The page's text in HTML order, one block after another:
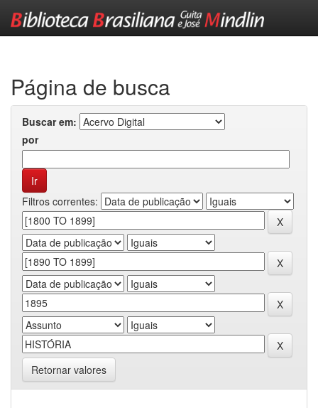
Página de busca
Buscar em:
por
Filtros correntes:
Retornar valores